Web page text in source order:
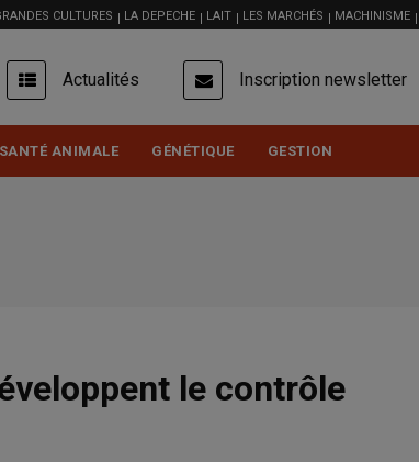
CULTURES LA DEPECHE LAIT LES MARCHÉS MACHINISME
Actualités Inscription newsletter
SANTÉ ANIMALE GÉNÉTIQUE GESTION
le contrôle